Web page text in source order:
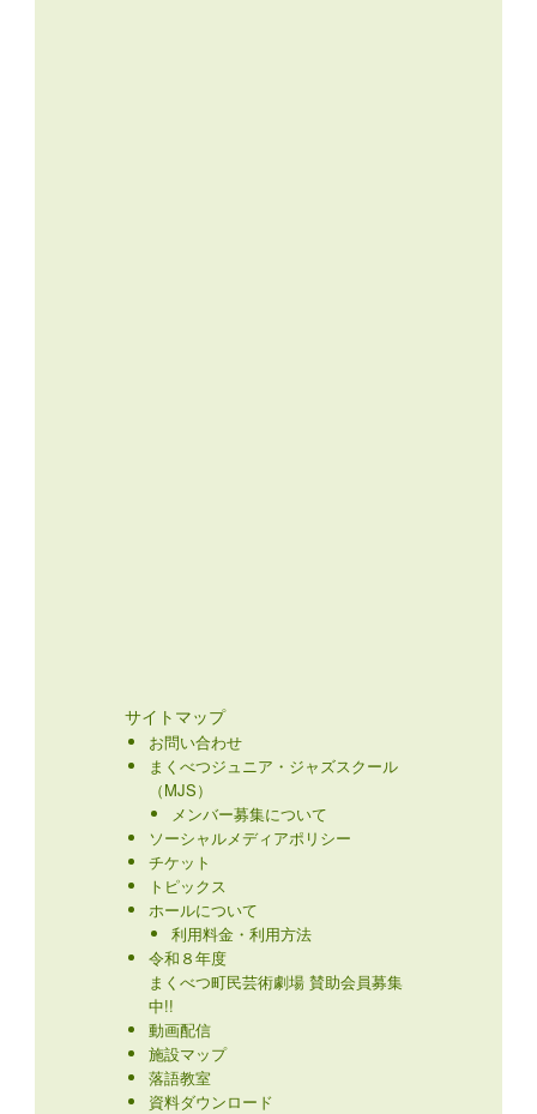
サイトマップ
お問い合わせ
まくべつジュニア・ジャズスクール
（MJS）
メンバー募集について
ソーシャルメディアポリシー
チケット
トピックス
ホールについて
利用料金・利用方法
令和８年度
まくべつ町民芸術劇場 賛助会員募集
中!!
動画配信
施設マップ
落語教室
資料ダウンロード